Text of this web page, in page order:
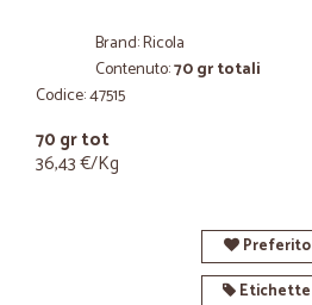
Brand: Ricola
Contenuto:70 gr totali
Codice: 47515
70 gr tot
36,43 €/Kg
Preferito
Etichette